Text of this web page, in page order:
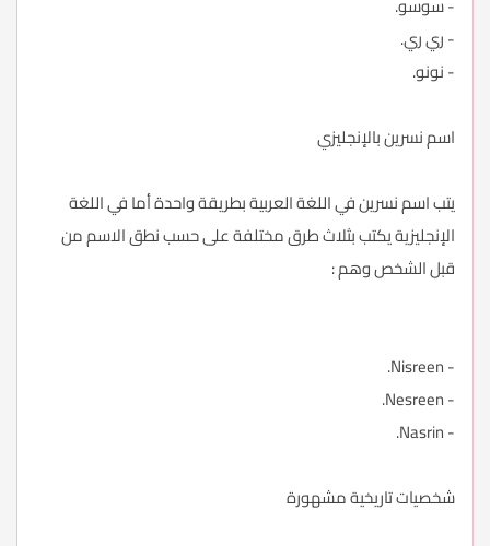
- ري ري.
- نونو.
اسم نسرين بالإنجليزي
يتب اسم نسرين في اللغة العربية بطريقة واحدة أما في اللغة
الإنجليزية يكتب بثلاث طرق مختلفة على حسب نطق الاسم من
قبل الشخص وهم :
- Nisreen.
- Nesreen.
- Nasrin.
شخصيات تاريخية مشهورة